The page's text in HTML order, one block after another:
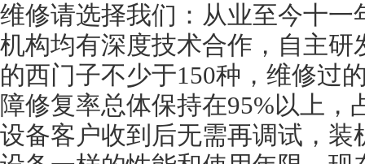
维修请选择我们：从业至今十
机构均有深度技术合作，自主
的西门子不少于150种，维修过
障修复率总体保持在95%以上
设备客户收到后无需再调试，